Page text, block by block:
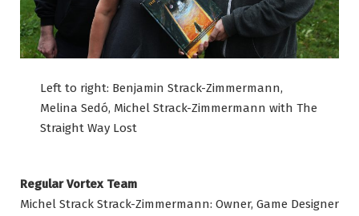
Left to right: Benjamin Strack-Zimmermann,
Melina Sedó, Michel Strack-Zimmermann with The
Straight Way Lost
Regular Vortex Team
Michel Strack Strack-Zimmermann: Owner, Game Designer